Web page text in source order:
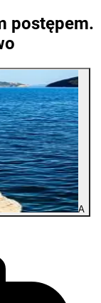
postępem.
A